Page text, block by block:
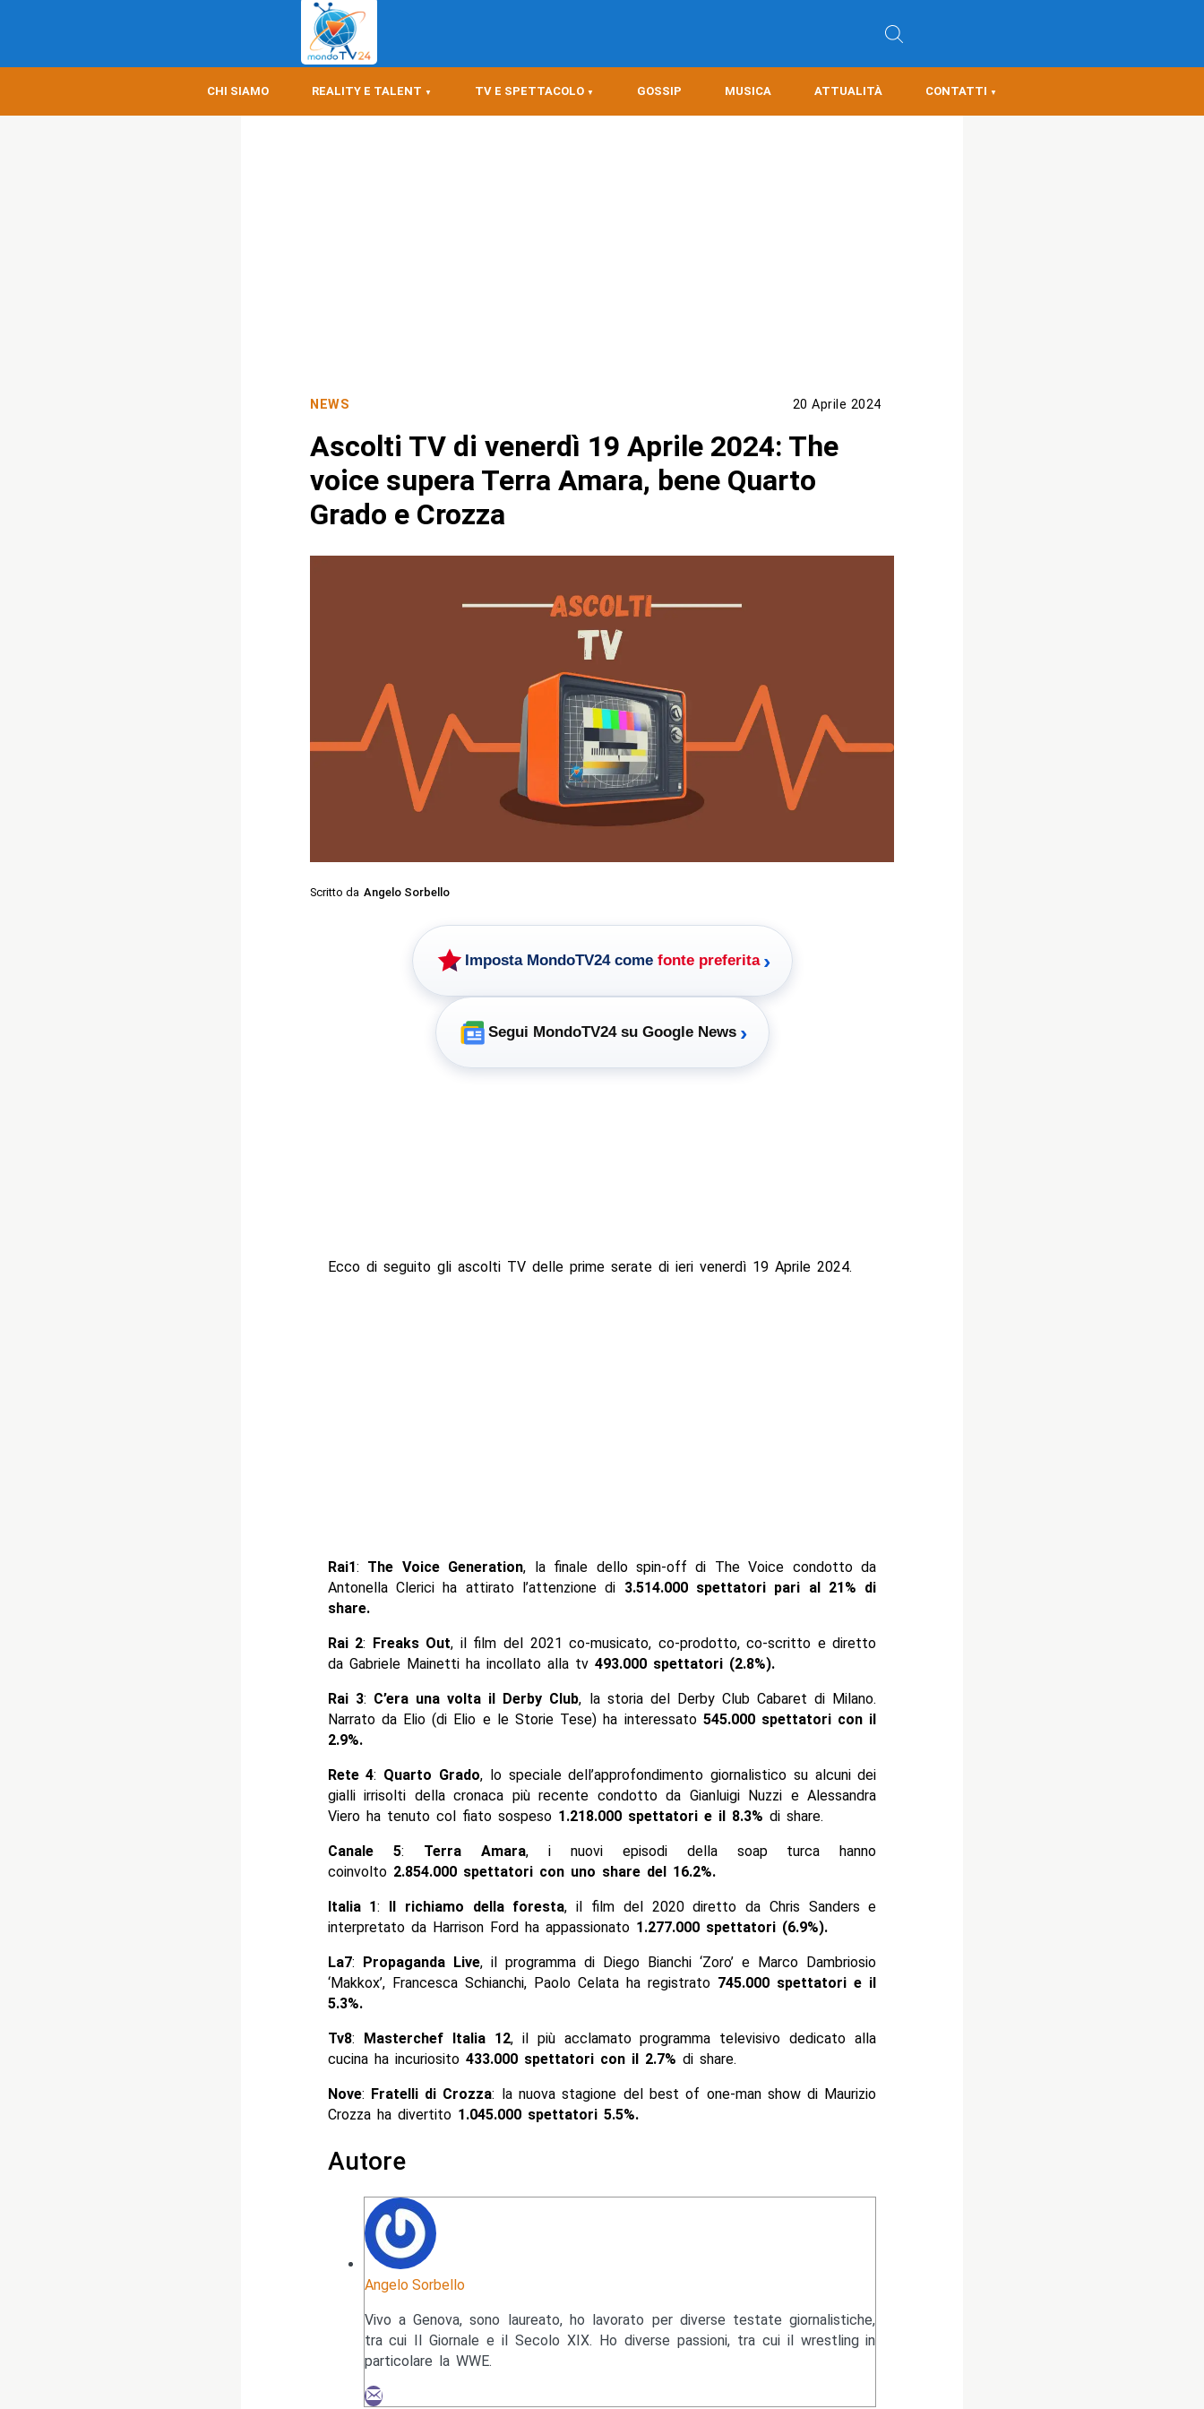
CHI SIAMO REALITY E TALENT TV E SPETTACOLO GOSSIP MUSICA ATTUALITÀ CONTATTI
NEWS 20 Aprile 2024
Ascolti TV di venerdì 19 Aprile 2024: The
voice supera Terra Amara, bene Quarto
Grado e Crozza
Scritto da Angelo Sorbello
Imposta MondoTV24 come fonte preferita ›
Segui MondoTV24 su Google News ›
Ecco di seguito gli ascolti TV delle prime serate di ieri venerdì 19 Aprile 2024.
Rai1: The Voice Generation, la finale dello spin-off di The Voice condotto da
Antonella Clerici ha attirato l’attenzione di 3.514.000 spettatori pari al 21% di
share.
Rai 2: Freaks Out, il film del 2021 co-musicato, co-prodotto, co-scritto e diretto
da Gabriele Mainetti ha incollato alla tv 493.000 spettatori (2.8%).
Rai 3: C’era una volta il Derby Club, la storia del Derby Club Cabaret di Milano.
Narrato da Elio (di Elio e le Storie Tese) ha interessato 545.000 spettatori con il
2.9%.
Rete 4: Quarto Grado, lo speciale dell’approfondimento giornalistico su alcuni dei
gialli irrisolti della cronaca più recente condotto da Gianluigi Nuzzi e Alessandra
Viero ha tenuto col fiato sospeso 1.218.000 spettatori e il 8.3% di share.
Canale 5: Terra Amara, i nuovi episodi della soap turca hanno
coinvolto 2.854.000 spettatori con uno share del 16.2%.
Italia 1: Il richiamo della foresta, il film del 2020 diretto da Chris Sanders e
interpretato da Harrison Ford ha appassionato 1.277.000 spettatori (6.9%).
La7: Propaganda Live, il programma di Diego Bianchi ‘Zoro’ e Marco Dambriosio
‘Makkox’, Francesca Schianchi, Paolo Celata ha registrato 745.000 spettatori e il
5.3%.
Tv8: Masterchef Italia 12, il più acclamato programma televisivo dedicato alla
cucina ha incuriosito 433.000 spettatori con il 2.7% di share.
Nove: Fratelli di Crozza: la nuova stagione del best of one-man show di Maurizio
Crozza ha divertito 1.045.000 spettatori 5.5%.
Autore
Angelo Sorbello
Vivo a Genova, sono laureato, ho lavorato per diverse testate giornalistiche,
tra cui Il Giornale e il Secolo XIX. Ho diverse passioni, tra cui il wrestling in
particolare la WWE.